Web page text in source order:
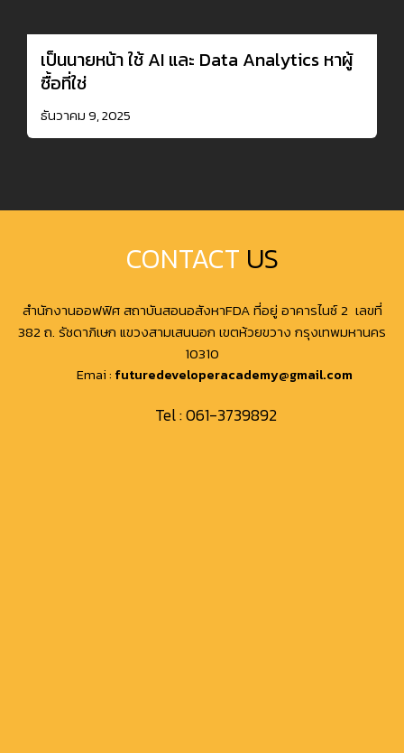
เป็นนายหน้า ใช้ AI และ Data Analytics หาผู้
ซื้อที่ใช่
ธันวาคม 9, 2025
CONTACT US
สำนักงานออฟฟิศ สถาบันสอนอสังหาFDA ที่อยู่ อาคารไนซ์ 2 เลขที่
382 ถ. รัชดาภิเษก แขวงสามเสนนอก เขตห้วยขวาง กรุงเทพมหานคร
10310
Emai : futuredeveloperacademy@gmail.com
Tel :061-3739892